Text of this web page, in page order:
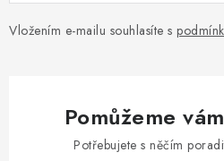
Vložením e-mailu souhlasíte s
Pomůžeme
Potřebujete s něčím